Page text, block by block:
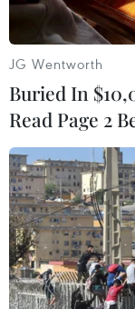
Sách rơi đổ
sau trận động
JG Wentworth
Buried In
Read Page 2